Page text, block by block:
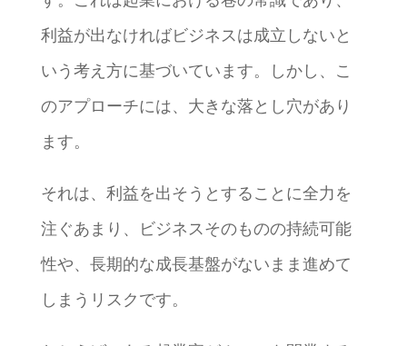
利益が出なければビジネスは成立しないと
いう考え方に基づいています。しかし、こ
のアプローチには、大きな落とし穴があり
ます。
それは、利益を出そうとすることに全力を
注ぐあまり、ビジネスそのものの持続可能
性や、長期的な成長基盤がないまま進めて
しまうリスクです。